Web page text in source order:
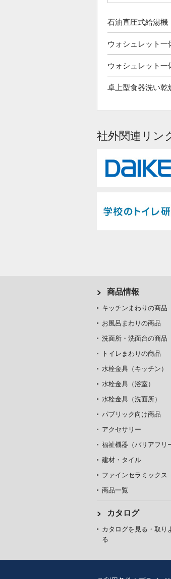
石油直圧式給湯機
ウォシュレット一
ウォシュレット一
卓上型食器洗い乾
社外関連リン
商品情報
キッチンまわりの商品
お風呂まわりの商品
洗面所・洗面台の商品
トイレまわりの商品
水栓金具（キッチン）
水栓金具（浴室）
水栓金具（洗面所）
パブリック向け商品
アクセサリー
福祉機器（バリアフリ
建材・タイル
ファインセラミックス
商品一覧
カタログ
カタログを見る・取り
る